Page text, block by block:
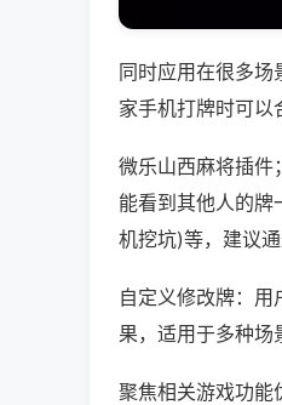
同时应用在很多场
家手机打牌时可以
微乐山西麻将插件
能看到其他人的牌
机挖坑)等，建议
自定义修改牌：用
果，适用于多种场
聚焦相关游戏功能